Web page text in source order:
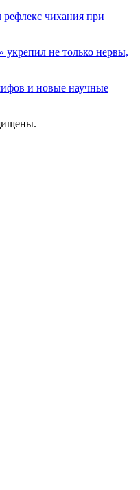
рефлекс чихания при
укрепил не только нервы,
и новые научные